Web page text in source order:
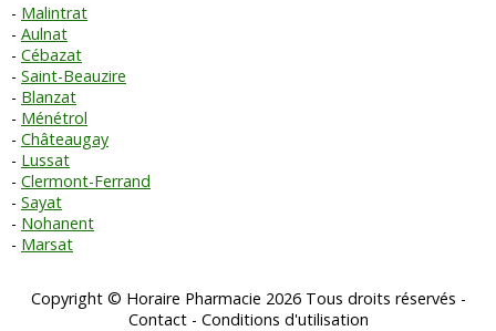
Malintrat
Aulnat
Cébazat
Saint-Beauzire
Blanzat
Ménétrol
Châteaugay
Lussat
Clermont-Ferrand
Sayat
Nohanent
Marsat
Copyright © Horaire Pharmacie 2026 Tous droits réservés -
Contact- Conditions d'utilisation